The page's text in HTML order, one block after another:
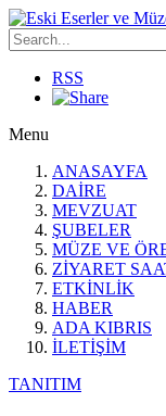
RSS
Menu
ANASAYFA
DAİRE
MEVZUAT
ŞUBELER
MÜZE VE
ZİYARET
ETKİNLİK
HABER
ADA KIBRIS
İLETİŞİM
TANITIM